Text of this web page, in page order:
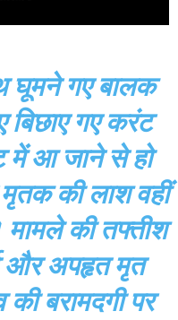
घूमने गए बालक
बिछाए गए करंट
में आ जाने से हो
की लाश वहीं
की तफ्तीश
और अपहृत मृत
बरामदगी पर